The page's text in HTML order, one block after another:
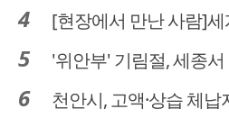
[현장에서 만난 사람]세계 최대 반도체 공
'위안부' 기림절, 세종서 만난다…
천안시, 고액·상습 체납자 가택